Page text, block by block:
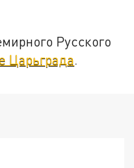
Русского
Царьграда